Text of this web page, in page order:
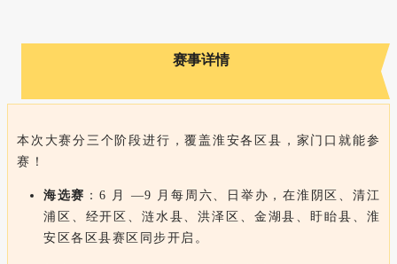
赛事详情
本次大赛分三个阶段进行，覆盖淮安各区县，家门口就能参
赛！
海选赛 ：6 月 —9 月每周六、日举办，在淮阴区、清江
浦区、经开区、涟水县、洪泽区、金湖县、盱眙县、淮
安区各区县赛区同步开启。